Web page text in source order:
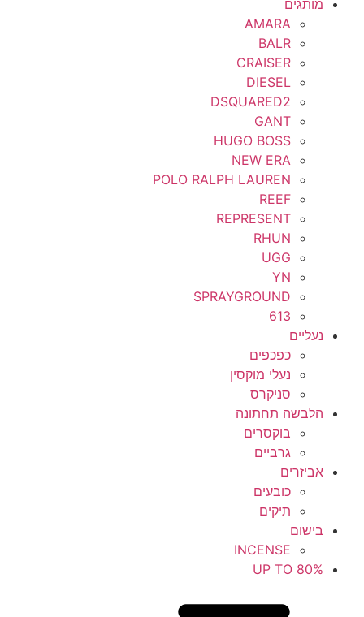
מותגים
AMARA
BALR
CRAISER
DIESEL
DSQUARED2
GANT
HUGO BOSS
NEW ERA
POLO RALPH LAUREN
REEF
REPRESENT
RHUN
UGG
YN
SPRAYGROUND
613
נעליים
כפכפים
נעלי מוקסין
סניקרס
הלבשה תחתונה
בוקסרים
גרביים
אביזרים
כובעים
תיקים
בישום
INCENSE
UP TO 80%